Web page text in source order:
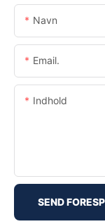
Navn
Email.
Indhold
SEND